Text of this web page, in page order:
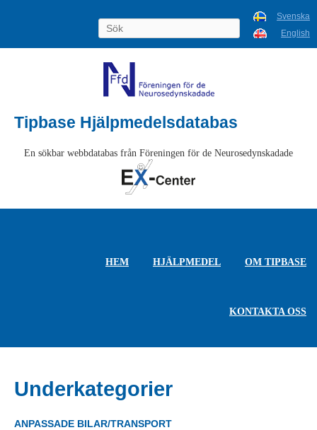
Svenska
English
Tipbase Hjälpmedelsdatabas
En sökbar webbdatabas från Föreningen för de Neurosedynskadade
HEM HJÄLPMEDEL OM TIPBASE
KONTAKTA OSS
Underkategorier
ANPASSADE BILAR/TRANSPORT